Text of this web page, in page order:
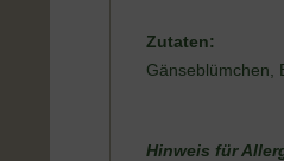
Zutaten:
Gänseblümchen,
Hinweis für